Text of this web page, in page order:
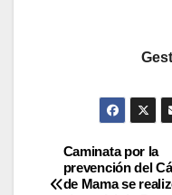
Caminata por la
prevención del
de Mama se